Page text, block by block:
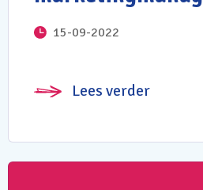
15-09-2022
Lees verder